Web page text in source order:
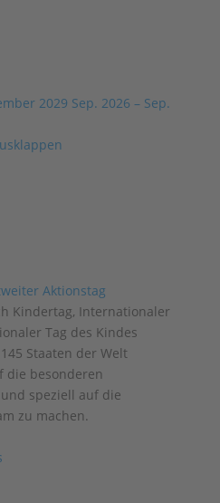
2029 Sep. 2026 – Sep.
Kindertag, Internationaler
Tag des Kindes
Staaten der Welt
die besonderen
speziell auf die
zu machen.